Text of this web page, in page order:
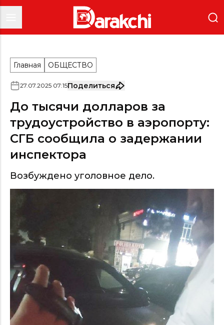
Главная ОБЩЕСТВО
27.07.2025 07:15Поделиться
До тысячи долларов за
трудоустройство в аэропорту:
СГБ сообщила о задержании
инспектора
Возбуждено уголовное дело.